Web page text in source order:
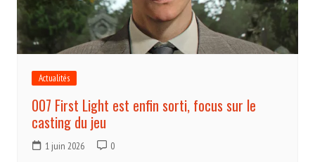
Actualités
007 First Light est enfin sorti, focus sur le
casting du jeu
1 juin 2026 0